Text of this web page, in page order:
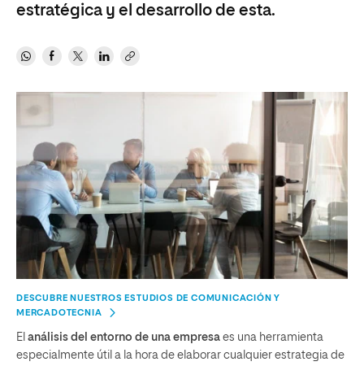
estratégica y el desarrollo de esta.
DESCUBRE NUESTROS ESTUDIOS DE COMUNICACIÓN Y
MERCADOTECNIA
El análisis del entorno de una empresa es una herramienta
especialmente útil a la hora de elaborar cualquier estrategia de